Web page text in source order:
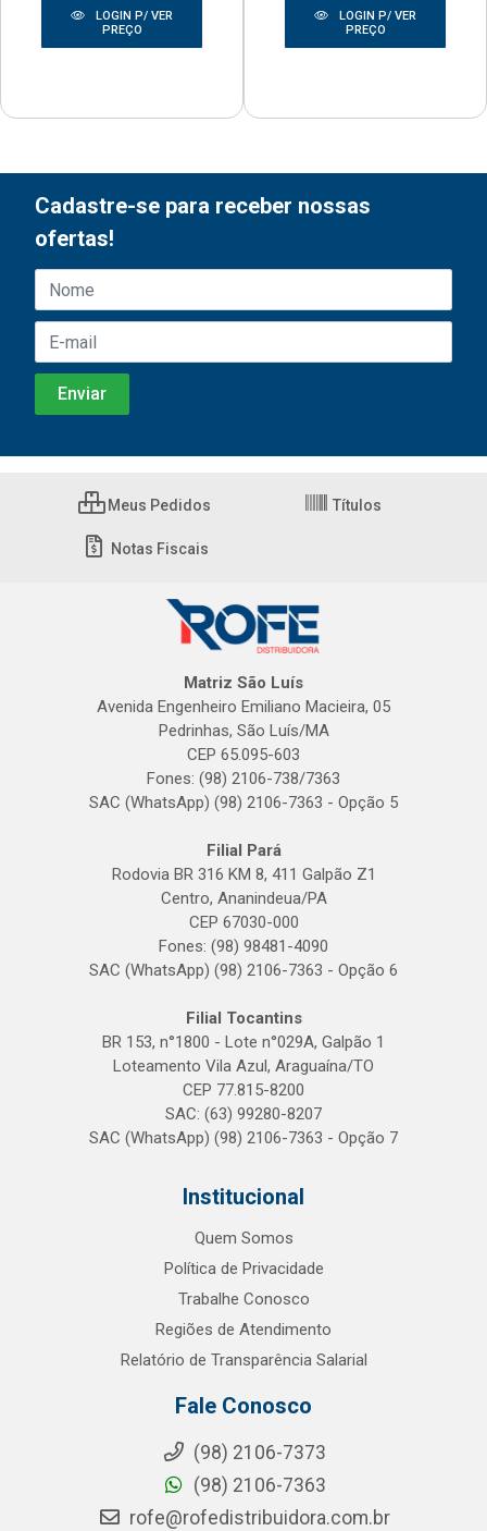
LOGIN P/ VER
PREÇO
LOGIN P/ VER
PREÇO
Cadastre-se para receber nossas
ofertas!
Meus Pedidos Títulos
Notas Fiscais
Matriz São Luís
Avenida Engenheiro Emiliano Macieira, 05
Pedrinhas, São Luís/MA
CEP 65.095-603
Fones: (98) 2106-738/7363
SAC (WhatsApp) (98) 2106-7363 - Opção 5
Filial Pará
Rodovia BR 316 KM 8, 411 Galpão Z1
Centro, Ananindeua/PA
CEP 67030-000
Fones: (98) 98481-4090
SAC (WhatsApp) (98) 2106-7363 - Opção 6
Filial Tocantins
BR 153, n°1800 - Lote n°029A, Galpão 1
Loteamento Vila Azul, Araguaína/TO
CEP 77.815-8200
SAC: (63) 99280-8207
SAC (WhatsApp) (98) 2106-7363 - Opção 7
Institucional
Quem Somos
Política de Privacidade
Trabalhe Conosco
Regiões de Atendimento
Relatório de Transparência Salarial
Fale Conosco
(98) 2106-7373
(98) 2106-7363
rofe@rofedistribuidora.com.br